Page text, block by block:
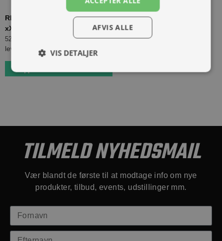
REAR ALU SPROCKET #420 S/C 64T, Passer til Talaria Sting,
xXx og Sting R, Aluminium, Selvrensende, Sort
529,00 kr.
levering 2 - 5 dage
TILMELD NYHEDSMAIL
Vær blandt de første til at modtage info om nye
produkter, tilbud, events, udstillinger mm.
AFVIS ALLE
VIS DETALJER